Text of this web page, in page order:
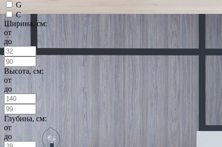
G
С
Ширина, см:
от
до
Высота, см:
от
до
Глубина, см:
от
до